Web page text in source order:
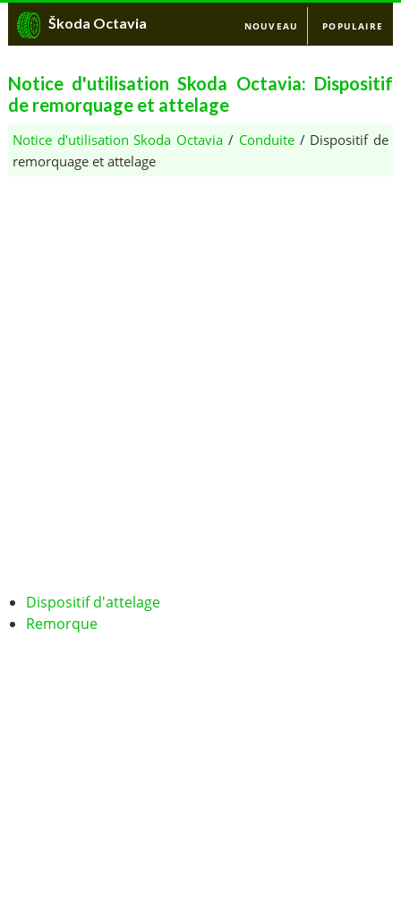
Škoda Octavia NOUVEAU POPULAIRE
Notice d'utilisation Skoda Octavia: Dispositif
de remorquage et attelage
Notice d'utilisation Skoda Octavia / Conduite/ Dispositif de
remorquage et attelage
Dispositif d'attelage
Remorque